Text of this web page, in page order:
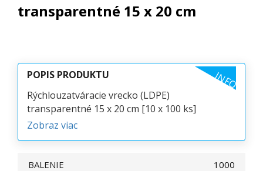
transparentné 15 x 20 cm
POPIS PRODUKTU INFO
Rýchlouzatváracie vrecko (LDPE)
transparentné 15 x 20 cm [10 x 100 ks]
Zobraz viac
BALENIE
1000